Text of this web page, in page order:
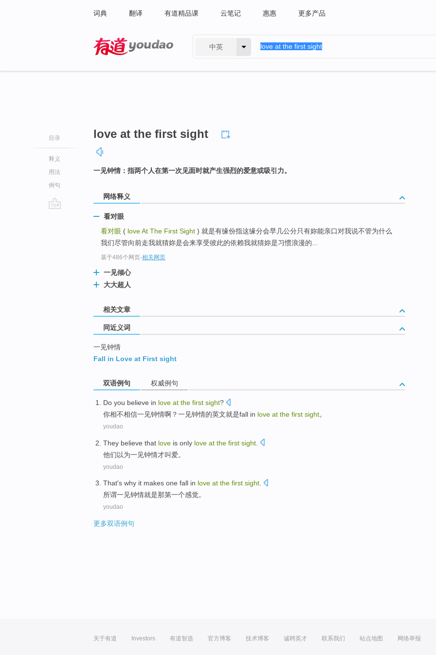
词典 翻译 有道精品课 云笔记 惠惠 更多产品
中英
目录
释义
用法
例句
love at the first sight
一见钟情：指两个人在第一次见面时就产生强烈的爱意或吸引力。
网络释义
看对眼
看对眼 ( love At The First Sight ) 就是有缘份指这缘分会早几公分只有妳能亲口对我说不管为什么
我们尽管向前走我就猜妳是会来享受彼此的依赖我就猜妳是习惯浪漫的...
基于486个网页-相关网页
一见倾心
大大超人
相关文章
同近义词
一见钟情
Fall in Love at First sight
双语例句 权威例句
Do you believe in love at the first sight?
你相不相信一见钟情啊？一见钟情的英文就是fall in love at the first sight。
youdao
They believe that love is only love at the first sight
他们以为一见钟情才叫 爱。
youdao
That's why it makes one fall in love at the first sight.
所谓一见钟情就是那第一个感觉。
youdao
更多双语例句
关于有道 Investors 有道智选 官方博客 技术博客 诚聘英才 联系我们 站点地图 网络举报